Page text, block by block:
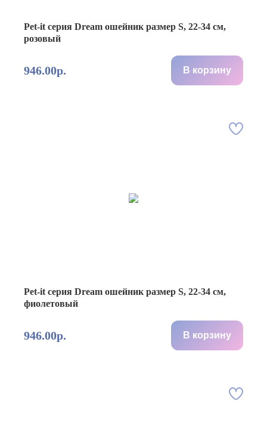
Pet-it серия Dream ошейник размер S, 22-34 см,
розовый
946.00р. В корзину
Pet-it серия Dream ошейник размер S, 22-34 см,
фиолетовый
946.00р. В корзину